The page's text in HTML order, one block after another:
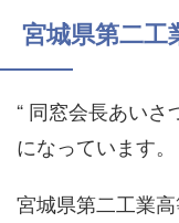
宮城県第二工
“ 同窓会長あいさ
になっています。
宮城県第二工業